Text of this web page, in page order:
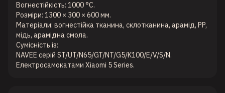
Вогнестійкість: 1000 °C.
Розміри: 1300 × 300 × 600 мм.
Матеріали: вогнестійка тканина, склотканина, арамід, PP,
мідь, арамідна смола.
Сумісність із:
NAVEE серій ST/UT/N65/GT/NT/G5/K100/E/V/S/N.
Електросамокатами Xiaomi 5 Series.